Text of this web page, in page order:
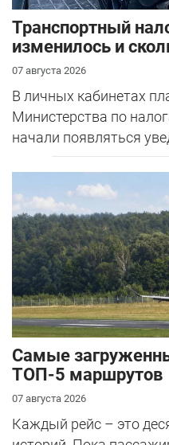
Транспортный
изменилось и
07 августа 2026
В личных кабинетах
Министерства по
начали появляться
Самые
ТОП-5 маршрутов
07 августа 2026
Каждый рейс – это